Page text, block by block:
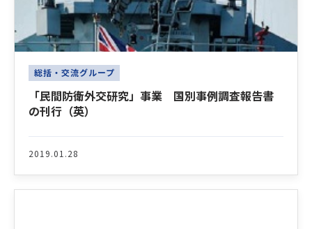
総括・交流グループ
「民間防衛外交研究」事業 国別事例調査報告書
の刊行（英）
2019.01.28